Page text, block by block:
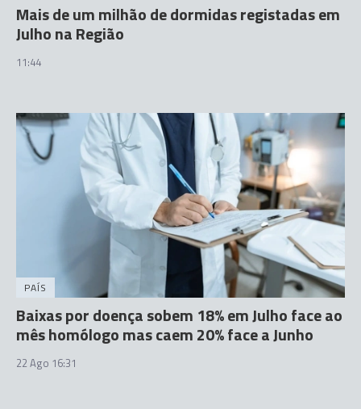
Mais de um milhão de dormidas registadas em
Julho na Região
11:44
PAÍS
Baixas por doença sobem 18% em Julho face ao
mês homólogo mas caem 20% face a Junho
22 Ago 16:31